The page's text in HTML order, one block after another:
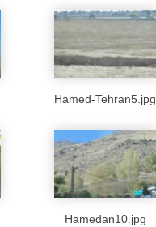
Hamed-Tehran5.jpg
Hamedan10.jpg